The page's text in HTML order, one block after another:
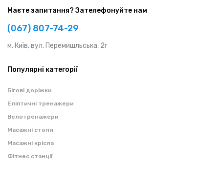
Маєте запитання? Зателефонуйте нам
(067) 807-74-29
м. Київ, вул. Перемишльська, 2г
Популярні категорії
Бігові доріжки
Еліптичні тренажери
Велотренажери
Масажні столи
Масажні крісла
Фітнес станції